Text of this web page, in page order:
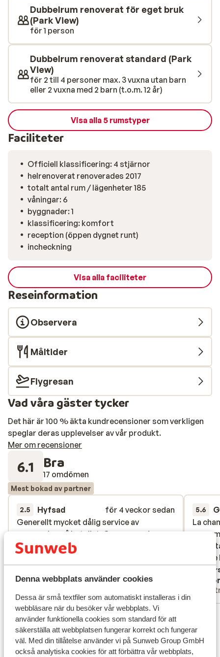
Denna webbplats använder cookies
Dessa är små textfiler som automatiskt installeras i din
webbläsare när du besöker vår webbplats. Vi
använder funktionella cookies som standard för att
säkerställa att webbplatsen fungerar korrekt och fungerar
väl. Med din tillåtelse använder vi på Sunweb Group GmbH
också analytiska cookies för att förbättra vår webbplats,
MPM Hotel Astoria har ett utmärkt läge nära Sunny
Beachs boulevard, vilket ger dig enkel tillgång till
många lokala faciliteter och aktiviteter. Du kan
utforska den gamla stadskärnan i Nessebar eller delta i
platsen där du kan skapa minnen med din familj och
njuta av det underbara vädret.
Dubbelrum renoverat för eget bruk
(Park View)
för 1 person
Dubbelrum renoverat standard (Park
View)
för 2 till 4 personer max. 3 vuxna utan barn
eller 2 vuxna med 2 barn (t.o.m. 12 år)
Visa alla 5 rumstyper
Faciliteter
Officiell klassificering: 4 stjärnor
helrenoverat renoverades 2017
totalt antal rum / lägenheter 185
våningar: 6
byggnader: 1
klassificering: komfort
reception (öppen dygnet runt)
incheckning
Visa alla faciliteter
Reseinformation
Observera
Måltider
Flygresan
Vad våra gäster tycker
Det här är 100 % äkta kundrecensioner som verkligen
speglar deras upplevelser av vår produkt.
Mer om recensioner
6.1 Bra
17 omdömen
Mest bokad av partner
2.5 Hyfsad
för 4 veckor sedan
Generellt mycket dålig service av
personalen på hotellet. Oengagerad
personal, framförallt badvakt och
Generellt mycket dålig service av
personalen på hotellet. Oengagerad
personal, framförallt badvakt och
Jens Heimdahl
5.6
La
un
Le
La
un
Le
Visa alla 17 omdömen
Läge